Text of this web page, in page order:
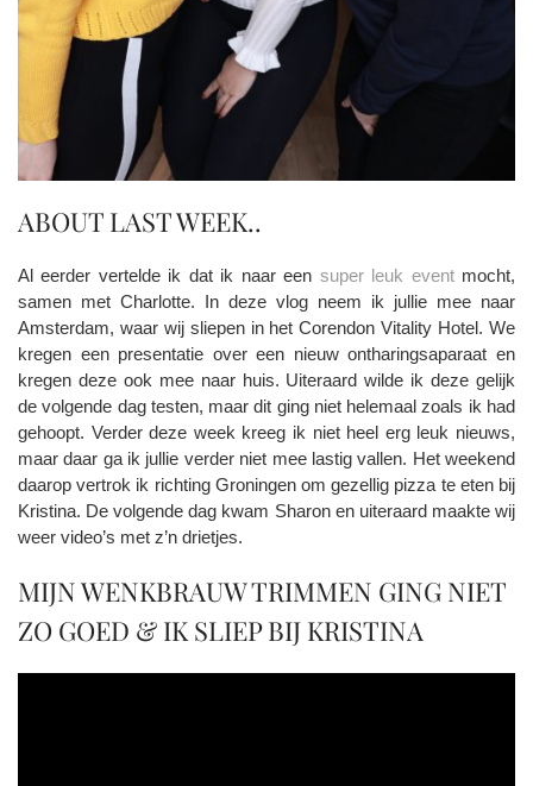
ABOUT LAST WEEK..
Al eerder vertelde ik dat ik naar een super leuk eventmocht,
samen met Charlotte. In deze vlog neem ik jullie mee naar
Amsterdam, waar wij sliepen in het Corendon Vitality Hotel. We
kregen een presentatie over een nieuw ontharingsaparaat en
kregen deze ook mee naar huis. Uiteraard wilde ik deze gelijk
de volgende dag testen, maar dit ging niet helemaal zoals ik had
gehoopt. Verder deze week kreeg ik niet heel erg leuk nieuws,
maar daar ga ik jullie verder niet mee lastig vallen. Het weekend
daarop vertrok ik richting Groningen om gezellig pizza te eten bij
Kristina. De volgende dag kwam Sharon en uiteraard maakte wij
weer video’s met z’n drietjes.
MIJN WENKBRAUW TRIMMEN GING NIET
ZO GOED & IK SLIEP BIJ KRISTINA